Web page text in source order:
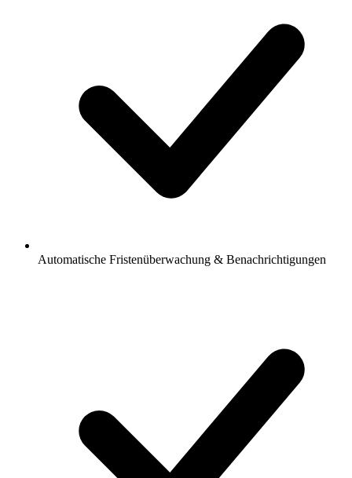
Automatische Fristenüberwachung & Benachrichtigungen